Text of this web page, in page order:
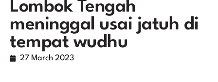
Lombok Tengah
meninggal usai jatuh di
tempat wudhu
27 March 2023